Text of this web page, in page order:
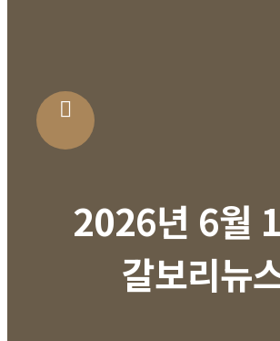
2026년 6월
갈보리뉴